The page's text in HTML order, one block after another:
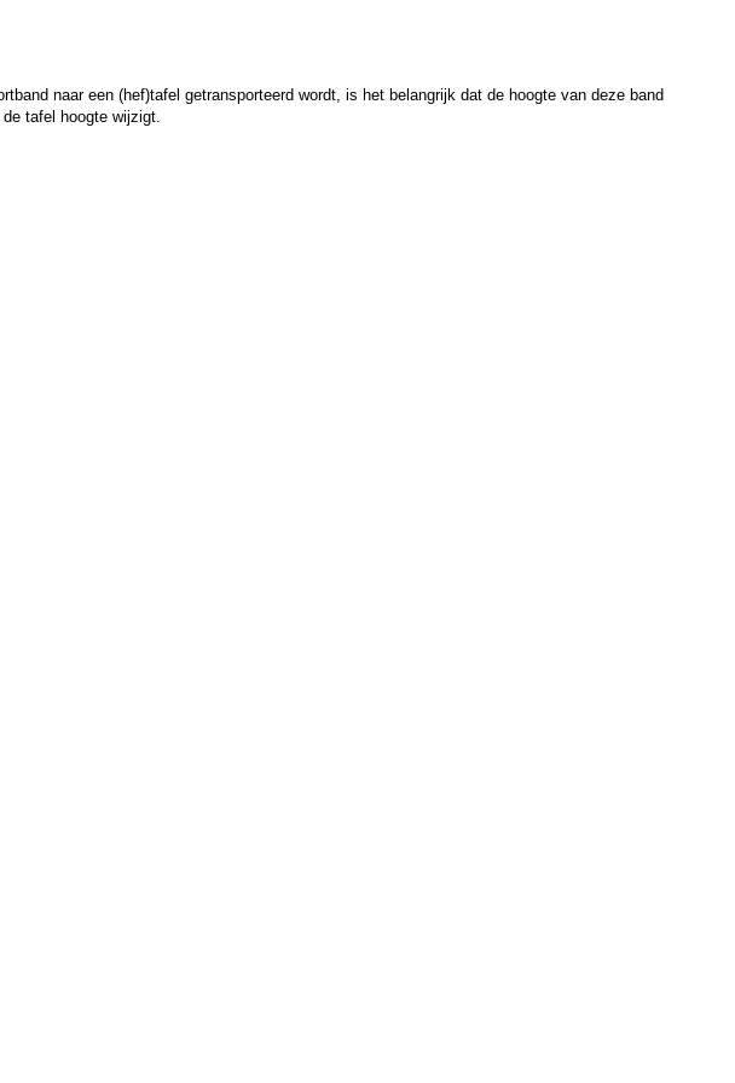
naar een (hef)tafel getransporteerd wordt, is het belangrijk dat de hoogte van deze band
tafel hoogte wijzigt.